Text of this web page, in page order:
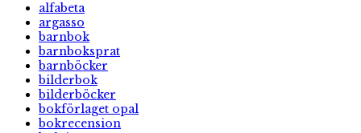
alfabeta
argasso
barnbok
barnboksprat
barnböcker
bilderbok
bilderböcker
bokförlaget opal
bokrecension